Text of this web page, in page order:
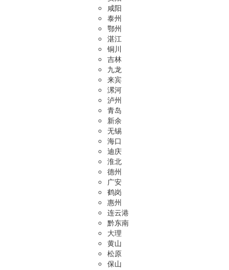
咸阳
泰州
鄂州
湛江
铜川
吉林
九龙
来宾
漯河
泸州
青岛
新余
无锡
海口
迪庆
淮北
德州
广安
鹤岗
惠州
连云港
黔东南
大理
黄山
松原
保山